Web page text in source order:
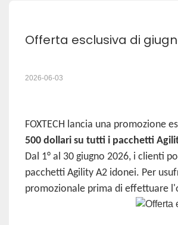
Offerta esclusiva di
2026-06-03
FOXTECH lancia una promozione
500 dollari su tutti i pacchetti
Dal 1° al 30 giugno 2026, i clienti
pacchetti Agility A2 idonei. Per
promozionale prima di effettuare